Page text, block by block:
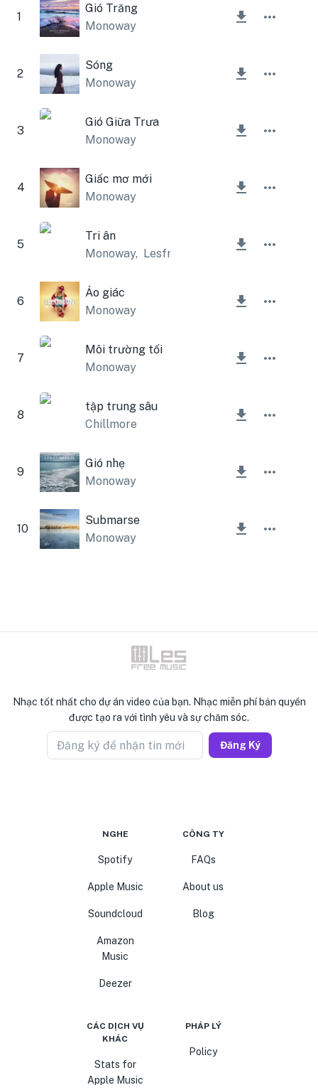
1
Gió Trăng
Monoway
2
Sóng
Monoway
3
Gió Giữa Trưa
Monoway
4
Giấc mơ mới
Monoway
5
Tri ân
Monoway, Lesfm
6
Ảo giác
Monoway
7
Môi trường tối
Monoway
8
tập trung sâu
Chillmore
9
Gió nhẹ
Monoway
10
Submarse
Monoway
Nhạc tốt nhất cho dự án video của bạn. Nhạc miễn phí bản quyền
được tạo ra với tình yêu và sự chăm sóc.
Đăng ký để nhận tin mới Đăng Ký
NGHE
Spotify
Apple Music
Soundcloud
Amazon
Music
Deezer
CÔNG TY
FAQs
About us
Blog
CÁC DỊCH VỤ
KHÁC
Stats for
Apple Music
PHÁP LÝ
Policy